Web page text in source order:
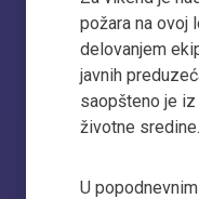
požara na ovoj
delovanjem
javnih
saopšteno je
životne sredine.
U